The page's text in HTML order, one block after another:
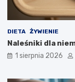
DIETA ŻYWIENIE
Naleśniki dla
1 sierpnia 2026